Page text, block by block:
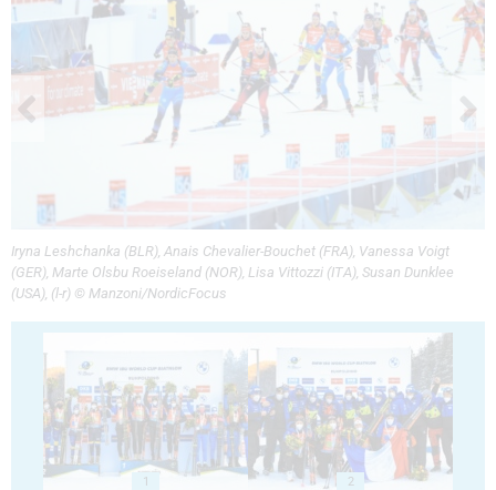
Iryna Leshchanka (BLR), Anais Chevalier-Bouchet (FRA), Vanessa Voigt
(GER), Marte Olsbu Roeiseland (NOR), Lisa Vittozzi (ITA), Susan Dunklee
(USA), (l-r) © Manzoni/NordicFocus
1 2